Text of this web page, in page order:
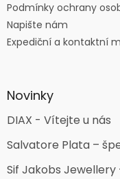
Podmínky ochrany
Napište nám
Expediční a kontaktní
Novinky
DIAX - Vítejte u nás
Salvatore Plata –
Sif Jakobs